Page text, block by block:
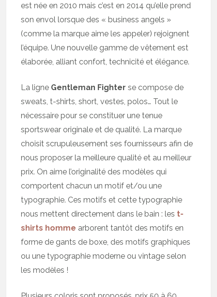
est née en 2010 mais c’est en 2014 qu’elle prend
son envol lorsque des « business angels »
(comme la marque aime les appeler) rejoignent
l’équipe. Une nouvelle gamme de vêtement est
élaborée, alliant confort, technicité et élégance.
La ligne Gentleman Fighter se compose de
sweats, t-shirts, short, vestes, polos… Tout le
nécessaire pour se constituer une tenue
sportswear originale et de qualité. La marque
choisit scrupuleusement ses fournisseurs afin de
nous proposer la meilleure qualité et au meilleur
prix. On aime l’originalité des modèles qui
comportent chacun un motif et/ou une
typographie. Ces motifs et cette typographie
nous mettent directement dans le bain : les t-
shirts homme arborent tantôt des motifs en
forme de gants de boxe, des motifs graphiques
ou une typographie moderne ou vintage selon
les modèles !